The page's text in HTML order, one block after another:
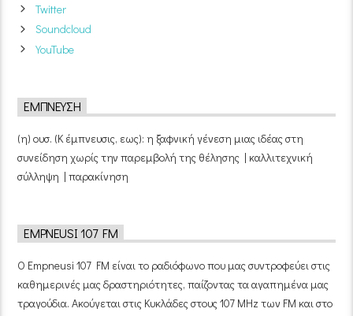
Twitter
Soundcloud
YouTube
ΈΜΠΝΕΥΣΗ
(η) ουσ. (Κ έμπνευσις, εως): η ξαφνική γένεση μιας ιδέας στη
συνείδηση χωρίς την παρεμβολή της θέλησης | καλλιτεχνική
σύλληψη | παρακίνηση
EMPNEUSI 107 FM
Ο Empneusi 107 FM είναι το ραδιόφωνο που μας συντροφεύει στις
καθημερινές μας δραστηριότητες, παίζοντας τα αγαπημένα μας
τραγούδια. Ακούγεται στις Κυκλάδες στους 107 MHz των FM και στο